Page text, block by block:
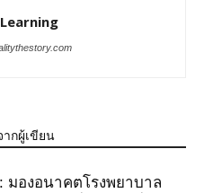
ากผู้เขียน
องอนาคตโรงพยาบาล